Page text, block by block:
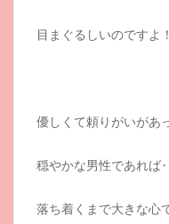
目まぐるしいのですよ！
優しくて頼りがいがあ
穏やかな男性であれば
落ち着くまで大きな心